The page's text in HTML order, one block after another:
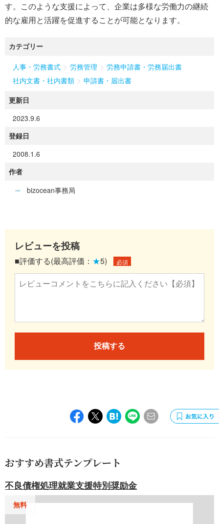
す。このような支援によって、企業は多様な労働力の継続
的な雇用と活躍を促進することが可能となります。
カテゴリー
人事・労務書式 > 労務管理 > 労務申請書・労務届出書
社内文書・社内書類 > 申請書・届出書
更新日
2023.9.6
登録日
2008.1.6
作者
bizocean事務局
レビューを投稿
■評価する(最高評価： ★5) 必須
投稿する
おすすめ書式テンプレート
不良債権処理就業支援特別奨励金
無料